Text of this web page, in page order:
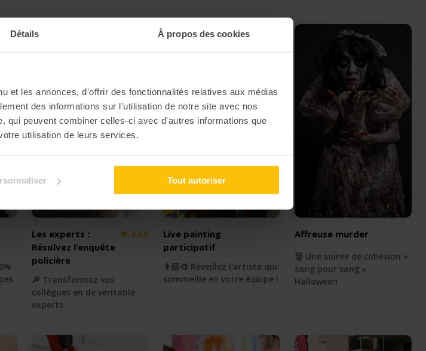
Détails À propos des cookies
et les annonces, d'offrir des fonctionnalités relatives aux médias
des informations sur l'utilisation de notre site avec nos
qui peuvent combiner celles-ci avec d'autres informations que
utilisation de leurs services.
Tout autoriser
Les experts :
Résolvez l’enquête
policière
4.50
🔎 Transformez vos
collègues en de veritable
experts
Live painting
participatif
👨🏻‍🎨 Réveillez l'artiste qui
sommeille en votre équipe !
Affreuse murder
👹 Une soirée de cohésion «
sang pour sang »
Halloween